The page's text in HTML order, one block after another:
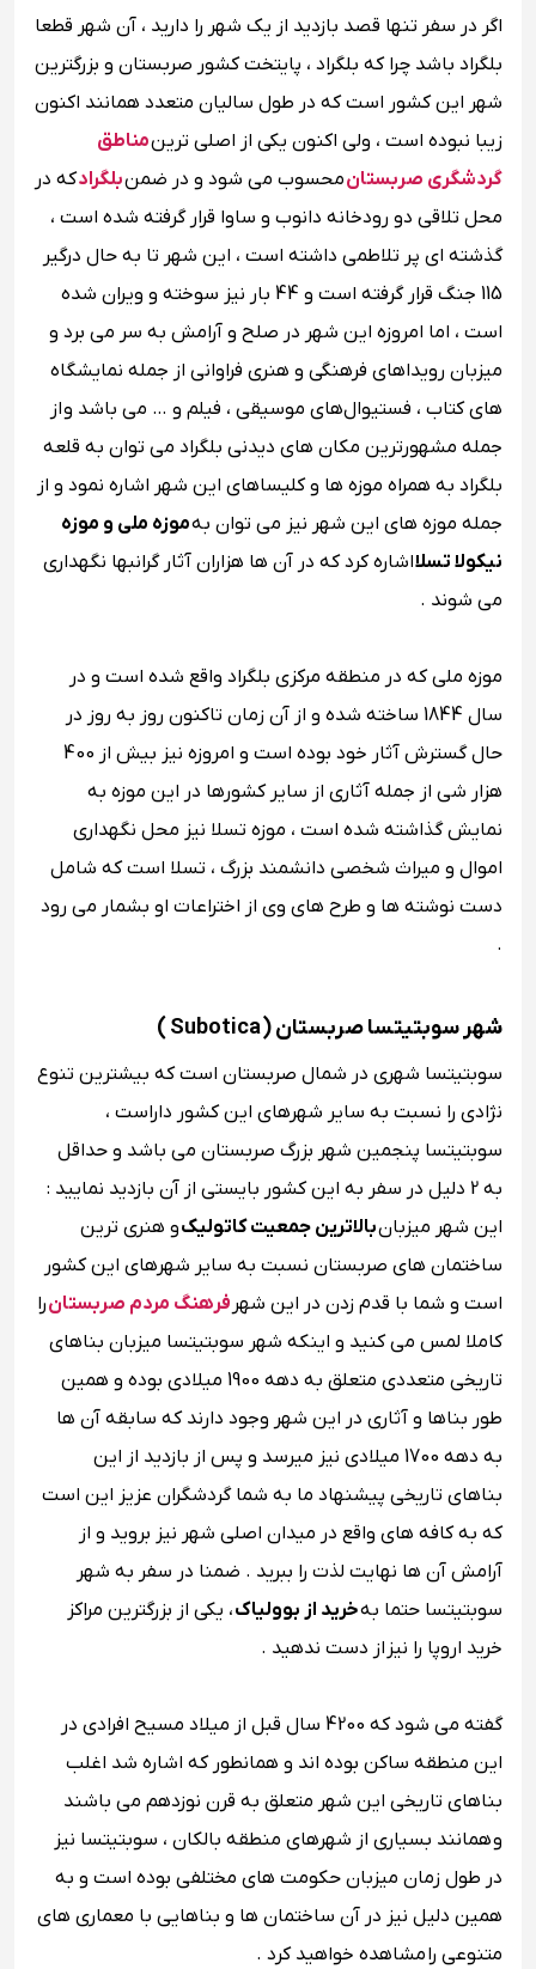
اگر در سفر تنها قصد بازدید از یک شهر را دارید ، آن شهر قطعا
بلگراد باشد چرا که بلگراد ، پایتخت کشور صربستان و بزرگترین
شهر این کشور است که در طول سالیان متعدد همانند اکنون
زیبا نبوده است ، ولی اکنون یکی از اصلی ‌ترینمناطق
گردشگری صربستانمحسوب می شود و در ضمنبلگرادکه در
محل تلاقی دو رودخانه دانوب و ساوا قرار گرفته شده است ،
گذشته ‌ای پر تلاطمی داشته است ، این شهر تا به حال درگیر
115 جنگ قرار گرفته است و 44 بار نیز سوخته و ویران شده
است ، اما امروزه این شهر در صلح و آرامش به سر می برد و
میزبان رویداهای فرهنگی و هنری فراوانی از جمله نمایشگاه‌
های کتاب ، فستیوال‌های موسیقی ، فیلم و … می باشد و از
جمله مشهورترین مکان‌ های دیدنی بلگراد می‌ توان به قلعه
بلگراد به همراه موزه‌ ها و کلیساهای این شهر اشاره نمود و از
جمله موزه‌ های این شهر نیز می ‌توان بهموزه ملی و موزه
نیکولا تسلااشاره کرد که در آن ‌ها هزاران آثار گرانبها نگهداری
می ‌شوند .
موزه ملی که در منطقه مرکزی بلگراد واقع شده است و در
سال 1844 ساخته شده و از آن زمان تاکنون روز به روز در
حال گسترش آثار خود بوده است و امروزه نیز بیش از 400
هزار شی از جمله آثاری از سایر کشورها در این موزه به
نمایش گذاشته شده است ، موزه تسلا نیز محل نگهداری
اموال و میراث شخصی دانشمند بزرگ ، تسلا است که شامل
دست ‌نوشته ‌ها و طرح‌ های وی از اختراعات او بشمار می رود
.
شهر سوبتیتسا صربستان ( Subotica )
سوبتیتسا شهری در شمال صربستان است که بیشترین تنوع
نژادی را نسبت به سایر شهرهای این کشور داراست ،
سوبتیتسا پنجمین شهر بزرگ صربستان می باشد و حداقل
به 2 دلیل در سفر به این کشور بایستی از آن بازدید نمایید :
این شهر میزبانبالاترین جمعیت کاتولیکو هنری ‌ترین
ساختمان‌ های صربستان نسبت به سایر شهرهای این کشور
است و شما با قدم زدن در این شهر فرهنگ مردم صربستانرا
کاملا لمس می کنید و اینکه شهر سوبتیتسا میزبان بناهای
تاریخی متعددی متعلق به دهه 1900 میلادی بوده و همین‌
طور بناها و آثاری در این شهر وجود دارند که سابقه آن ‌ها
به دهه 1700 میلادی نیز میرسد و پس از بازدید از این
بناهای تاریخی پیشنهاد ما به شما گردشگران عزیز این است
که به کافه ‌های واقع در میدان اصلی شهر نیز بروید و از
آرامش آن‌ ها نهایت لذت را ببرید . ضمنا در سفر به شهر
سوبتیتسا حتما بهخرید از بوولیاک، یکی از بزرگترین مراکز
خرید اروپا را نیز از دست ندهید .
گفته می ‌شود که 4200 سال قبل از میلاد مسیح افرادی در
این منطقه ساکن بوده‌ اند و همانطور که اشاره شد اغلب
بناهای تاریخی این شهر متعلق به قرن نوزدهم می باشند
و همانند بسیاری از شهرهای منطقه بالکان ، سوبتیتسا نیز
در طول زمان میزبان حکومت‌ های مختلفی بوده است و به
همین دلیل نیز در آن ساختمان‌ ها و بناهایی با معماری ‌های
متنوعی را مشاهده خواهید کرد .